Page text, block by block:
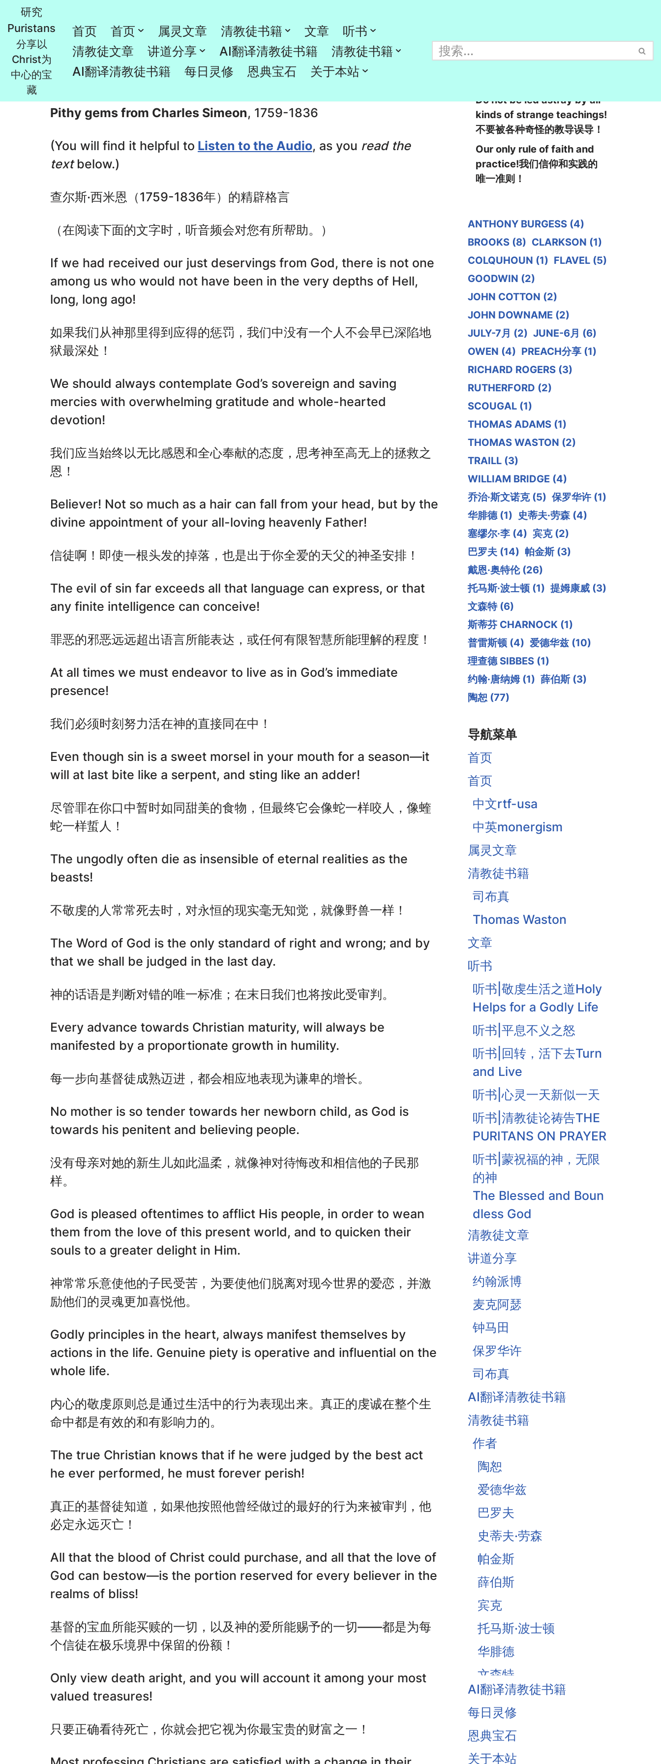
跳
至
正
文
研究
Puristans
分享以
Christ为
中心的宝
藏
首页 首页 属灵文章 清教徒书籍 文章
听书
清教徒文章
讲道分享 AI翻译清教徒书籍
清教徒书籍
AI翻译清教徒书籍
每日灵修 恩典宝石 关于本站
9月30日的灵修文章
由 Rao 2024年9月30日 每日灵修Gracegems.org
Pithy gems from Charles Simeon, 1759-1836
(You will find it helpful to Listen to the Audio, as you read the
text below.)
查尔斯·西米恩（1759-1836年）的精辟格言
（在阅读下面的文字时，听音频会对您有所帮助。）
If we had received our just deservings from God, there is not one
among us who would not have been in the very depths of Hell,
long, long ago!
如果我们从神那里得到应得的惩罚，我们中没有一个人不会早已深陷地
狱最深处！
We should always contemplate God’s sovereign and saving
mercies with overwhelming gratitude and whole-hearted
devotion!
我们应当始终以无比感恩和全心奉献的态度，思考神至高无上的拯救之
恩！
Believer! Not so much as a hair can fall from your head, but by the
divine appointment of your all-loving heavenly Father!
信徒啊！即使一根头发的掉落，也是出于你全爱的天父的神圣安排！
The evil of sin far exceeds all that language can express, or that
any finite intelligence can conceive!
罪恶的邪恶远远超出语言所能表达，或任何有限智慧所能理解的程度！
At all times we must endeavor to live as in God’s immediate
presence!
我们必须时刻努力活在神的直接同在中！
Even though sin is a sweet morsel in your mouth for a season—it
will at last bite like a serpent, and sting like an adder!
尽管罪在你口中暂时如同甜美的食物，但最终它会像蛇一样咬人，像蝰
蛇一样蜇人！
The ungodly often die as insensible of eternal realities as the
beasts!
不敬虔的人常常死去时，对永恒的现实毫无知觉，就像野兽一样！
The Word of God is the only standard of right and wrong; and by
that we shall be judged in the last day.
神的话语是判断对错的唯一标准；在末日我们也将按此受审判。
Every advance towards Christian maturity, will always be
manifested by a proportionate growth in humility.
每一步向基督徒成熟迈进，都会相应地表现为谦卑的增长。
No mother is so tender towards her newborn child, as God is
towards his penitent and believing people.
没有母亲对她的新生儿如此温柔，就像神对待悔改和相信他的子民那
样。
God is pleased oftentimes to afflict His people, in order to wean
them from the love of this present world, and to quicken their
souls to a greater delight in Him.
神常常乐意使他的子民受苦，为要使他们脱离对现今世界的爱恋，并激
励他们的灵魂更加喜悦他。
Godly principles in the heart, always manifest themselves by
actions in the life. Genuine piety is operative and influential on the
whole life.
内心的敬虔原则总是通过生活中的行为表现出来。真正的虔诚在整个生
命中都是有效的和有影响力的。
The true Christian knows that if he were judged by the best act
he ever performed, he must forever perish!
真正的基督徒知道，如果他按照他曾经做过的最好的行为来被审判，他
必定永远灭亡！
All that the blood of Christ could purchase, and all that the love of
God can bestow—is the portion reserved for every believer in the
realms of bliss!
基督的宝血所能买赎的一切，以及神的爱所能赐予的一切——都是为每
个信徒在极乐境界中保留的份额！
Only view death aright, and you will account it among your most
valued treasures!
只要正确看待死亡，你就会把它视为你最宝贵的财富之一！
Do not be led astray by all
kinds of strange teachings!
不要被各种奇怪的教导误导！
Our only rule of faith and
practice!我们信仰和实践的
唯一准则！
ANTHONY BURGESS (4)
BROOKS (8) CLARKSON (1)
COLQUHOUN (1) FLAVEL (5)
GOODWIN (2)
JOHN COTTON (2)
JOHN DOWNAME (2)
JULY-7月 (2) JUNE-6月 (6)
OWEN (4) PREACH分享 (1)
RICHARD ROGERS (3)
RUTHERFORD (2)
SCOUGAL (1)
THOMAS ADAMS (1)
THOMAS WASTON (2)
TRAILL (3)
WILLIAM BRIDGE (4)
乔治·斯文诺克 (5) 保罗华许 (1)
华腓德 (1) 史蒂夫·劳森 (4)
塞缪尔·李 (4) 宾克 (2)
巴罗夫 (14) 帕金斯 (3)
戴恩·奥特伦 (26)
托马斯·波士顿 (1) 提姆康威 (3)
文森特 (6)
斯蒂芬 CHARNOCK (1)
普雷斯顿 (4) 爱德华兹 (10)
理查德 SIBBES (1)
约翰·唐纳姆 (1) 薛伯斯 (3)
陶恕 (77)
导航菜单
首页
首页
中文rtf-usa
中英monergism
属灵文章
清教徒书籍
司布真
Thomas Waston
文章
听书
听书|敬虔生活之道Holy
Helps for a Godly Life
听书|平息不义之怒
听书|回转，活下去Turn
and Live
听书|心灵一天新似一天
听书|清教徒论祷告THE
PURITANS ON PRAYER
听书|蒙祝福的神，无限
的神
The Blessed and Boun
dless God
听书|信而求据
Faith Seeking Assuran
ce
安慰与圣洁-基督祭司工
作之果
基督为人的罪受苦
基督徒的珍宝-知足
《柔和谦卑》合集
战胜罪恶的惧怕
清教徒文章
讲道分享
约翰派博
麦克阿瑟
钟马田
保罗华许
司布真
AI翻译清教徒书籍
清教徒书籍
作者
陶恕
爱德华兹
巴罗夫
史蒂夫·劳森
帕金斯
薛伯斯
宾克
托马斯·波士顿
华腓德
文森特
Brooks
Owen
Traill
AI翻译清教徒书籍
每日灵修
恩典宝石
关于本站